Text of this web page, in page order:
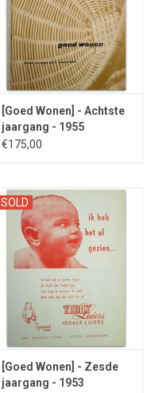
[Goed Wonen] - Achtste
jaargang - 1955
€175,00
SOLD
[Goed Wonen] - Zesde
jaargang - 1953